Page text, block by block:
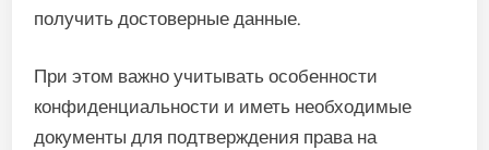
получить достоверные данные.
При этом важно учитывать особенности
конфиденциальности и иметь необходимые
документы для подтверждения права на